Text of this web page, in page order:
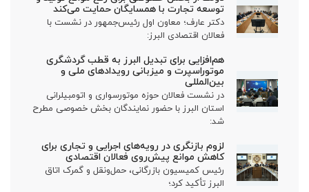
توسعه تجارت با همسایگان حمایت می‌کند
دکتر عارف؛ معاون اول رئیس‌جمهور در نشست با
فعالان اقتصادی البرز:
هم‌افزایی برای تبدیل البرز به قطب گردشگری
موتوراسپرت و میزبانی رویدادهای ملی و
بین‌المللی
در نشست فعالان حوزه موتورسواری و اتومبیلرانی
استان البرز با حضور نمایندگان بخش خصوصی مطرح
شد:
لزوم بازنگری در رویه‌های اجرایی و تجاری برای
کاهش موانع پیش‌روی فعالان اقتصادی
رئیس کمیسیون بازرگانی، حمل‌ونقل و گمرک اتاق
البرز تأکید کرد؛